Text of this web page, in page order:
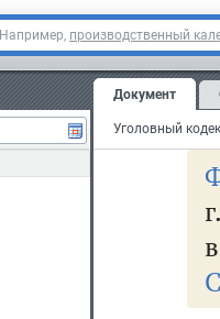
Например, производственный
Документ